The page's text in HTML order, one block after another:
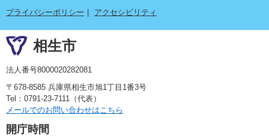
プライバシーポリシー
アクセシビリティ
相生市
法人番号8000020282081
〒678-8585 兵庫県相生市旭1丁目1番3号
Tel：0791-23-7111（代表）
メールでのお問い合わせはこちら
開庁時間